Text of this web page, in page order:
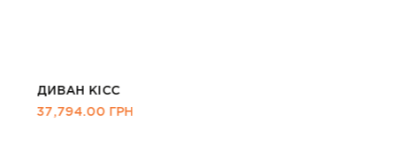
ДИВАН КІСС
37,794.00ГРН